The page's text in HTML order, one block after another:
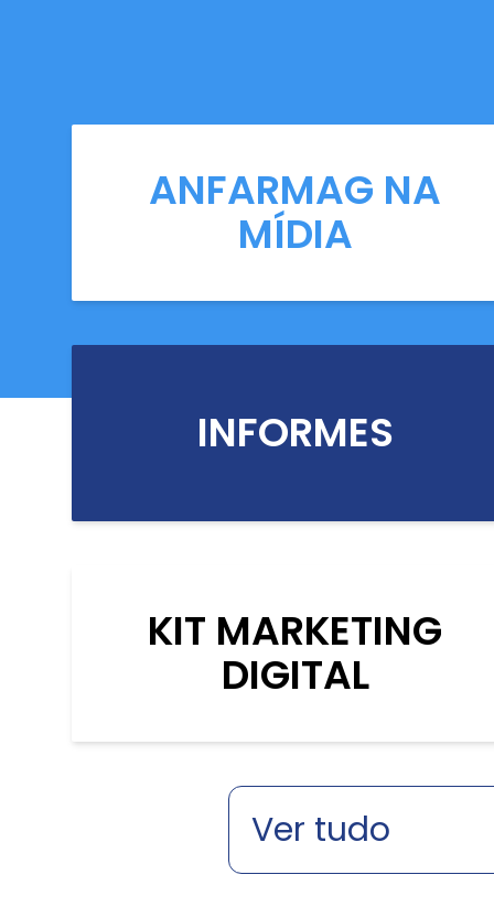
ANFARMAG NA
MÍDIA
INFORMES
KIT MARKETING
DIGITAL